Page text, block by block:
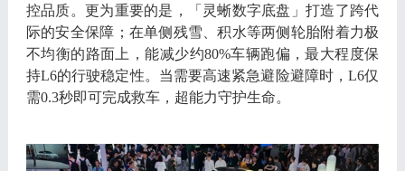
控品质。 更为重要的是 ，「 灵蜥数字底盘 」 打造了跨代
际的安全保障 ； 在单侧残雪、积水等两侧轮胎附着力极
不均衡的路面上 ，能减少约80%车辆跑偏 ，最大程度保
持L6的行驶稳定性。 当需要高速紧急避险避障时， L6仅
需0.3秒即可完成救车， 超能力守护生命。